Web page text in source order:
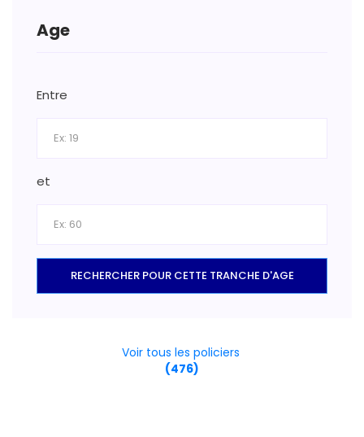
Age
Entre
et
RECHERCHER POUR CETTE TRANCHE D'AGE
Voir tous les policiers
(476)